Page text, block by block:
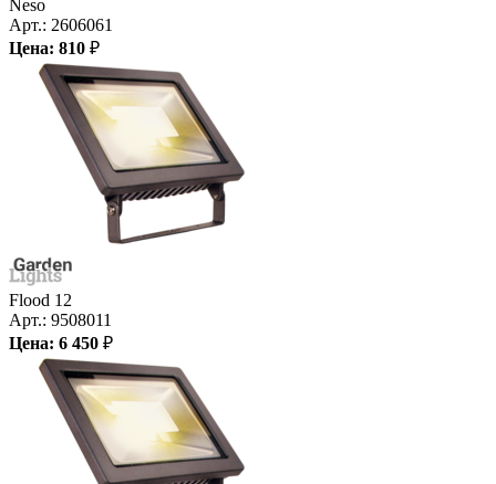
Neso
Арт.: 2606061
Цена: 810 ₽
Flood 12
Арт.: 9508011
Цена: 6 450 ₽